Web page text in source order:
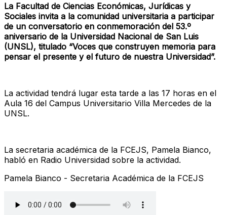
La Facultad de Ciencias Económicas, Jurídicas y
Sociales invita a la comunidad universitaria a participar
de un conversatorio en conmemoración del 53.º
aniversario de la Universidad Nacional de San Luis
(UNSL), titulado “Voces que construyen memoria para
pensar el presente y el futuro de nuestra Universidad”.
La actividad tendrá lugar esta tarde a las 17 horas en el
Aula 16 del Campus Universitario Villa Mercedes de la
UNSL.
La secretaria académica de la FCEJS, Pamela Bianco,
habló en Radio Universidad sobre la actividad.
Pamela Bianco - Secretaria Académica de la FCEJS